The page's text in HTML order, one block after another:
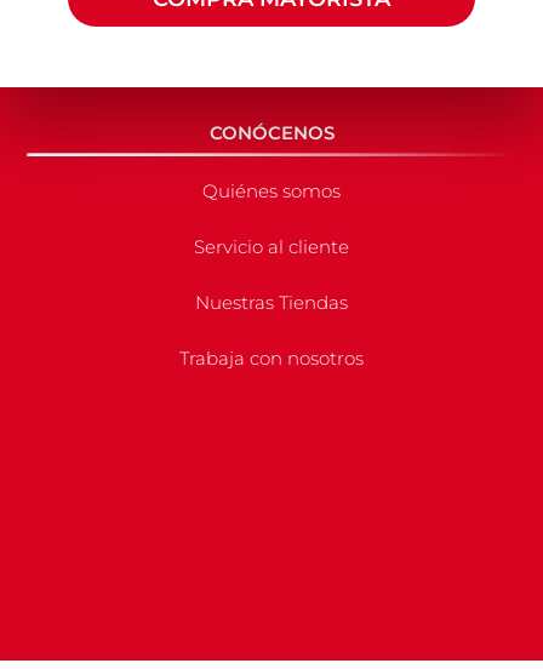
CONÓCENOS
Quiénes somos
Servicio al cliente
Nuestras Tiendas
Trabaja con nosotros